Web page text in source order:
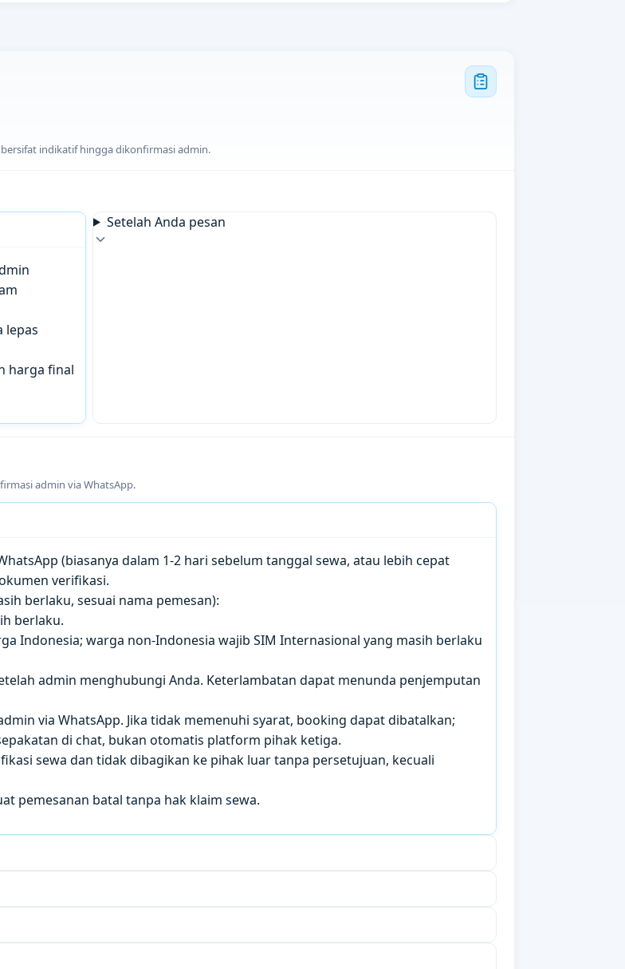
indikatif hingga dikonfirmasi admin.
lepas
harga final
Setelah Anda pesan
admin via WhatsApp.
(biasanya dalam 1-2 hari sebelum tanggal sewa, atau lebih cepat
verifikasi.
berlaku, sesuai nama pemesan):
berlaku.
Indonesia; warga non-Indonesia wajib SIM Internasional yang masih berlaku
admin menghubungi Anda. Keterlambatan dapat menunda penjemputan
via WhatsApp. Jika tidak memenuhi syarat, booking dapat dibatalkan;
di chat, bukan otomatis platform pihak ketiga.
sewa dan tidak dibagikan ke pihak luar tanpa persetujuan, kecuali
pemesanan batal tanpa hak klaim sewa.